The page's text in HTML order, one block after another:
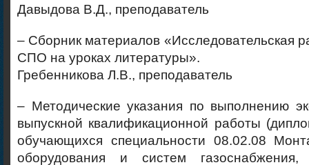
Давыдова В.Д., преподаватель
– Сборник материалов «Исследовательская
СПО на уроках литературы».
Гребенникова Л.В., преподаватель
– Методические указания по выполнению
выпускной квалификационной работы
обучающихся специальности 08.02.08
оборудования и систем